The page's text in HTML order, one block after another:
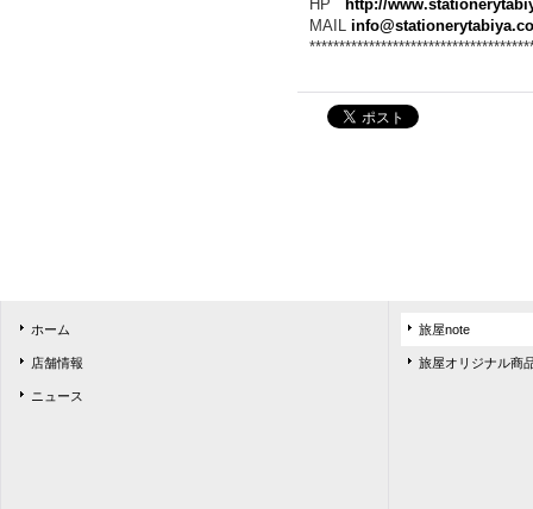
HP
http://
MAIL
ホーム
店舗情報
ニュース
旅屋note
旅屋オリジナル商